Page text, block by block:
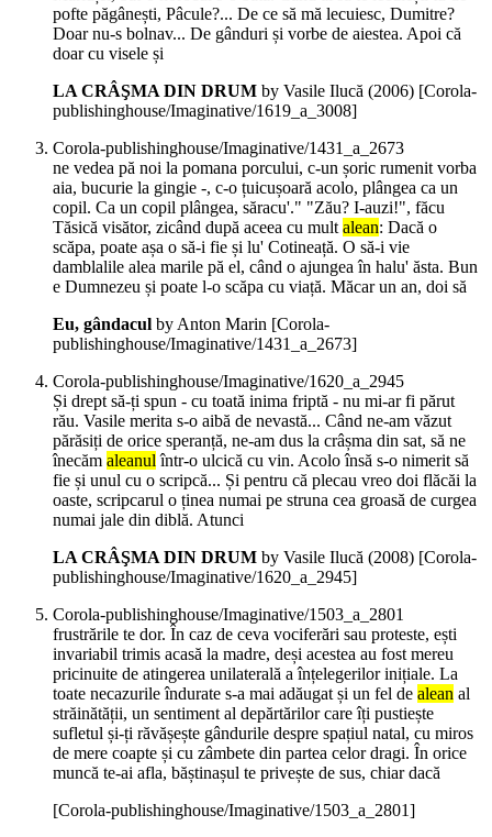
pofte păgânești, Pâcule?... De ce să mă lecuiesc, Dumitre?
Doar nu-s bolnav... De gânduri și vorbe de aiestea. Apoi că
doar cu visele și
LA CRÂŞMA DIN DRUM by Vasile Ilucă (2006) [Corola-
publishinghouse/Imaginative/1619_a_3008]
Corola-publishinghouse/Imaginative/1431_a_2673
ne vedea pă noi la pomana porcului, c-un șoric rumenit vorba
aia, bucurie la gingie -, c-o țuicușoară acolo, plângea ca un
copil. Ca un copil plângea, săracu'." "Zău? I-auzi!", făcu
Tăsică visător, zicând după aceea cu multalean: Dacă o
scăpa, poate așa o să-i fie și lu' Cotineață. O să-i vie
damblalile alea marile pă el, când o ajungea în halu' ăsta. Bun
e Dumnezeu și poate l-o scăpa cu viață. Măcar un an, doi să
Eu, gândacul by Anton Marin [Corola-
publishinghouse/Imaginative/1431_a_2673]
Corola-publishinghouse/Imaginative/1620_a_2945
Și drept să-ți spun - cu toată inima friptă - nu mi-ar fi părut
rău. Vasile merita s-o aibă de nevastă... Când ne-am văzut
părăsiți de orice speranță, ne-am dus la crâșma din sat, să ne
înecăm aleanulîntr-o ulcică cu vin. Acolo însă s-o nimerit să
fie și unul cu o scripcă... Și pentru că plecau vreo doi flăcăi la
oaste, scripcarul o ținea numai pe struna cea groasă de curgea
numai jale din diblă. Atunci
LA CRÂŞMA DIN DRUM by Vasile Ilucă (2008) [Corola-
publishinghouse/Imaginative/1620_a_2945]
Corola-publishinghouse/Imaginative/1503_a_2801
frustrările te dor. În caz de ceva vociferări sau proteste, ești
invariabil trimis acasă la madre, deși acestea au fost mereu
pricinuite de atingerea unilaterală a înțelegerilor inițiale. La
toate necazurile îndurate s-a mai adăugat și un fel de alean al
străinătății, un sentiment al depărtărilor care îți pustiește
sufletul și-ți răvășește gândurile despre spațiul natal, cu miros
de mere coapte și cu zâmbete din partea celor dragi. În orice
muncă te-ai afla, băștinașul te privește de sus, chiar dacă
[Corola-publishinghouse/Imaginative/1503_a_2801]